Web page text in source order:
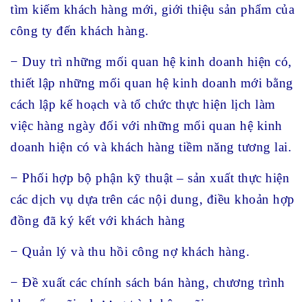
tìm kiếm khách hàng mới, giới thiệu sản phẩm của
công ty đến khách hàng.
− Duy trì những mối quan hệ kinh doanh hiện có,
thiết lập những mối quan hệ kinh doanh mới bằng
cách lập kế hoạch và tổ chức thực hiện lịch làm
việc hàng ngày đối với những mối quan hệ kinh
doanh hiện có và khách hàng tiềm năng tương lai.
− Phối hợp bộ phận kỹ thuật – sản xuất thực hiện
các dịch vụ dựa trên các nội dung, điều khoản hợp
đồng đã ký kết với khách hàng
− Quản lý và thu hồi công nợ khách hàng.
− Đề xuất các chính sách bán hàng, chương trình